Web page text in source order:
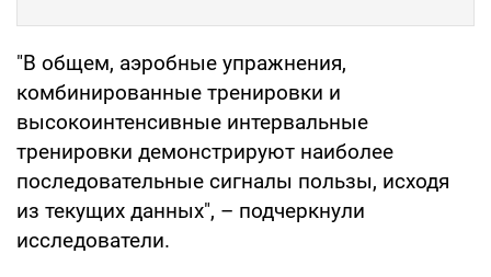
"В общем, аэробные упражнения,
комбинированные тренировки и
высокоинтенсивные интервальные
тренировки демонстрируют наиболее
последовательные сигналы пользы, исходя
из текущих данных", – подчеркнули
исследователи.